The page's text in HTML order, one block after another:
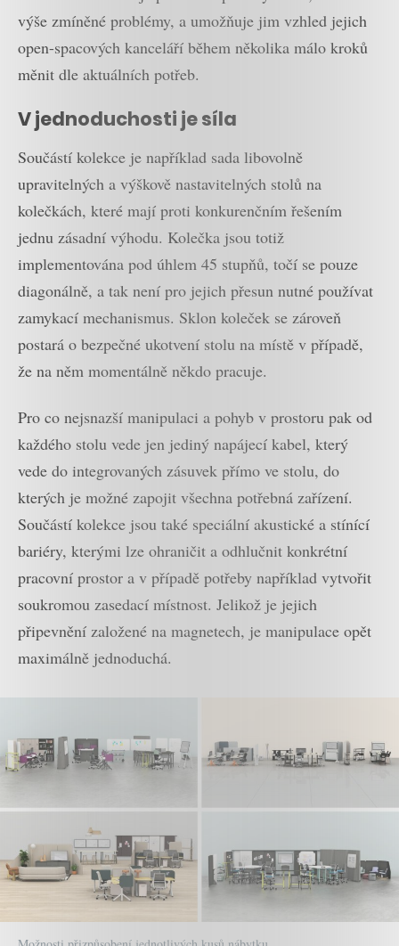
výše zmíněné problémy, a umožňuje jim vzhled jejich
open-spacových kanceláří během několika málo kroků
měnit dle aktuálních potřeb.
V jednoduchosti je síla
Součástí kolekce je například sada libovolně
upravitelných a výškově nastavitelných stolů na
kolečkách, které mají proti konkurenčním řešením
jednu zásadní výhodu. Kolečka jsou totiž
implementována pod úhlem 45 stupňů, točí se pouze
diagonálně, a tak není pro jejich přesun nutné používat
zamykací mechanismus. Sklon koleček se zároveň
postará o bezpečné ukotvení stolu na místě v případě,
že na něm momentálně někdo pracuje.
Pro co nejsnazší manipulaci a pohyb v prostoru pak od
každého stolu vede jen jediný napájecí kabel, který
vede do integrovaných zásuvek přímo ve stolu, do
kterých je možné zapojit všechna potřebná zařízení.
Součástí kolekce jsou také speciální akustické a stínící
bariéry, kterými lze ohraničit a odhlučnit konkrétní
pracovní prostor a v případě potřeby například vytvořit
soukromou zasedací místnost. Jelikož je jejich
připevnění založené na magnetech, je manipulace opět
maximálně jednoduchá.